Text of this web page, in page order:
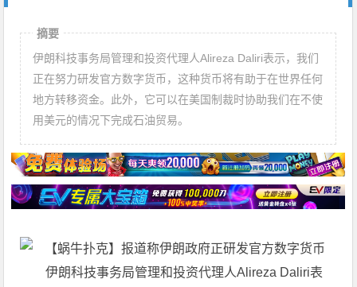
摘要
伊朗科技事务局管理和投资代理人Alireza Daliri表示，我们
正在努力研发官方数字货币，这种货币将有助于在世界任何
地方转移资金。此外，它可以在美国制裁时协助我们在不使
用美元的情况下完成石油贸易。
伊朗科技事务局管理和投资代理人Alireza Daliri表